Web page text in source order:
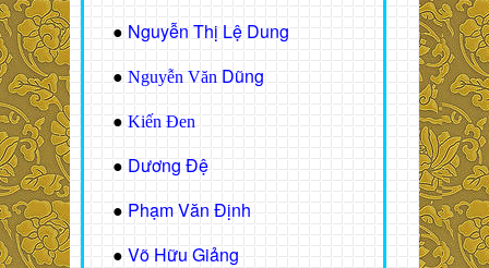
● Nguyễn Thị Lệ Dung
● Nguyễn Văn Dũng
● Kiến Đen
● Dương Đệ
● Phạm Văn Định
● Võ Hữu Giảng